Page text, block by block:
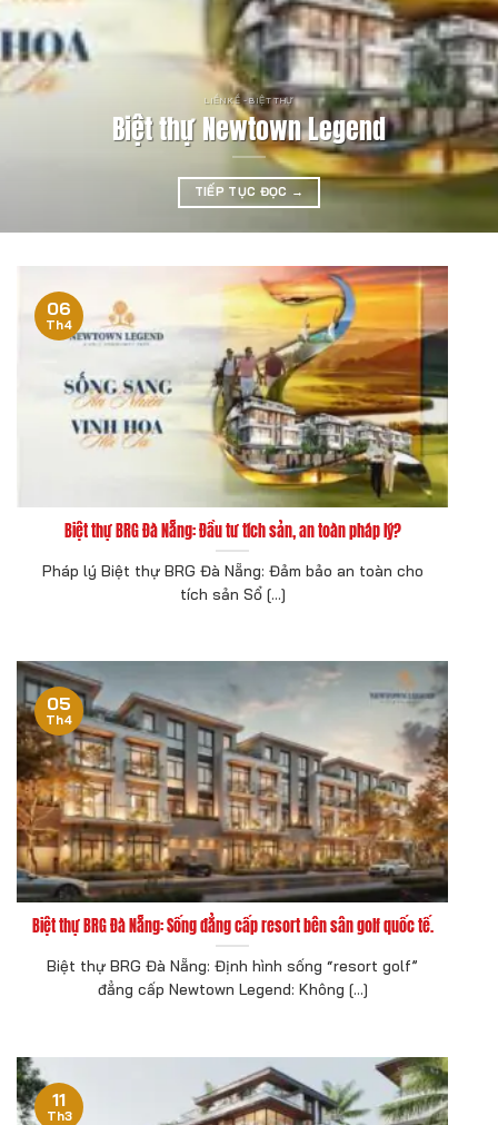
LIỀN KỀ - BIỆT THỰ
Biệt thự Newtown Legend
TIẾP TỤC ĐỌC →
Biệt thự BRG Đà Nẵng: Đầu tư tích sản, an toàn pháp lý?
Pháp lý Biệt thự BRG Đà Nẵng: Đảm bảo an toàn cho
tích sản Sổ [...]
06
Th4
Biệt thự BRG Đà Nẵng: Sống đẳng cấp resort bên sân golf quốc tế.
Biệt thự BRG Đà Nẵng: Định hình sống “resort golf”
đẳng cấp Newtown Legend: Không [...]
05
Th4
11
Th3